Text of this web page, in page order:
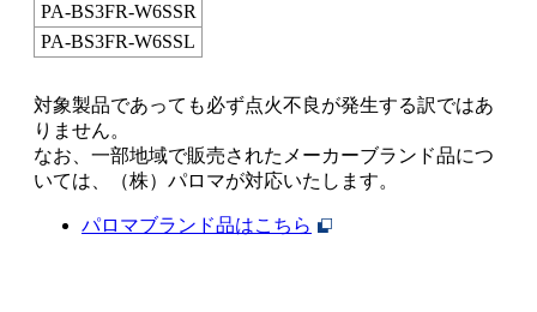
PA-BS3FR-W6SSR
PA-BS3FR-W6SSL
対象製品であっても必ず点火不良が発生する訳ではあ
りません。
なお、一部地域で販売されたメーカーブランド品につ
いては、（株）パロマが対応いたします。
パロマブランド品はこちら